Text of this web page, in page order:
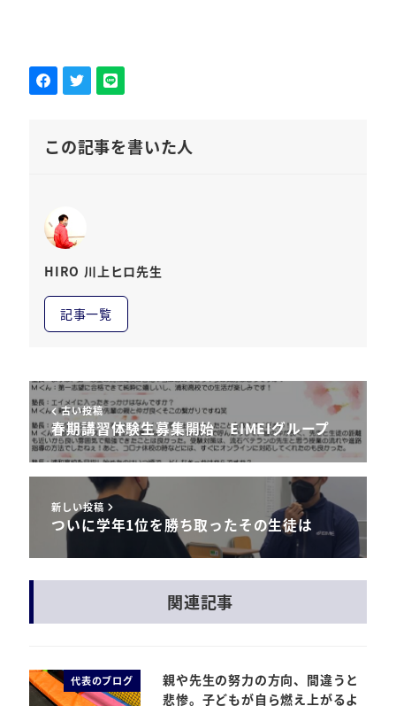
この記事を書いた人
HIRO 川上ヒロ先生
記事一覧
古い投稿
春期講習体験生募集開始 EIMEIグループ
新しい投稿
ついに学年1位を勝ち取ったその生徒は
関連記事
代表のブログ
親や先生の努力の方向、間違うと
悲惨。子どもが自ら燃え上がるよ